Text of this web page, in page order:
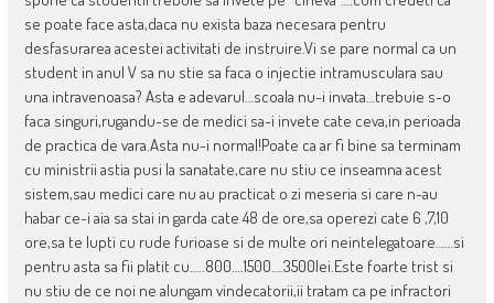
se poate face asta,daca nu exista baza necesara pentru
desfasurarea acestei activitati de instruire.Vi se pare normal ca un
student in anul V sa nu stie sa faca o injectie intramusculara sau
una intravenoasa? Asta e adevarul…scoala nu-i invata…trebuie s-o
faca singuri,rugandu-se de medici sa-i invete cate ceva,in perioada
de practica de vara.Asta nu-i normal!Poate ca ar fi bine sa terminam
cu ministrii astia pusi la sanatate,care nu stiu ce inseamna acest
sistem,sau medici care nu au practicat o zi meseria si care n-au
habar ce-i aia sa stai in garda cate 48 de ore,sa operezi cate 6 ,7,10
ore,sa te lupti cu rude furioase si de multe ori neintelegatoare……si
pentru asta sa fii platit cu…..800….1500….3500lei.Este foarte trist si
nu stiu de ce noi ne alungam vindecatorii,ii tratam ca pe infractori